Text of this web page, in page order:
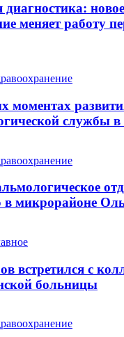
меняет работу
моментах
службы
в микрорайоне
встретился с
больницы